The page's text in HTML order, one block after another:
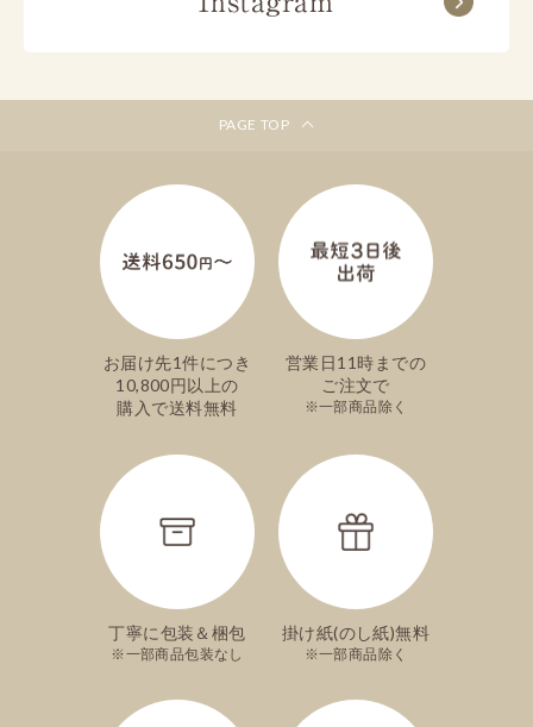
近畿/中国
文明堂カフェ
ご注文手続き内の、お届け日選択欄で一番上に
細ページをご覧ください。
※離島などの一部地域はご希望に添いかねる場
包装、掛け紙（のし紙）の指定はできま
すか？
ご自宅用向けのお菓子などの一部の商品を除
き、ほとんどの商品は包装してお届けいたしま
す。
掛け紙（のし紙）の指定も可能でございます。
ご注文手続き内でご希望のものを選択してくだ
詳しくは各商品詳細ページをご覧ください。
手提袋は付きますか？
ご注文手続き内で指定が可能でございます。
PAGE TOP
お届け先1件につき
10,800円以上の
購入で送料無料
営業日11時までの
ご注文で
一部商品除く
丁寧に包装＆梱包
一部商品包装なし
掛け紙(のし紙)無料
一部商品除く